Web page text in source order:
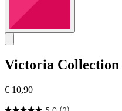
Victoria Collection
€ 10,90